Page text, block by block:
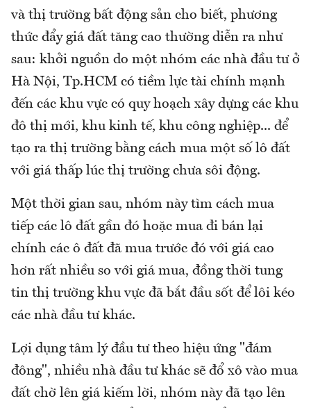
và thị trường bất động sản cho biết, phương
thức đẩy giá đất tăng cao thường diễn ra như
sau: khởi nguồn do một nhóm các nhà đầu tư ở
Hà Nội, Tp.HCM có tiềm lực tài chính mạnh
đến các khu vực có quy hoạch xây dựng các khu
đô thị mới, khu kinh tế, khu công nghiệp... để
tạo ra thị trường bằng cách mua một số lô đất
với giá thấp lúc thị trường chưa sôi động.
Một thời gian sau, nhóm này tìm cách mua
tiếp các lô đất gần đó hoặc mua đi bán lại
chính các ô đất đã mua trước đó với giá cao
hơn rất nhiều so với giá mua, đồng thời tung
tin thị trường khu vực đã bắt đầu sốt để lôi kéo
các nhà đầu tư khác.
Lợi dụng tâm lý đầu tư theo hiệu ứng "đám
đông", nhiều nhà đầu tư khác sẽ đổ xô vào mua
đất chờ lên giá kiếm lời, nhóm này đã tạo lên